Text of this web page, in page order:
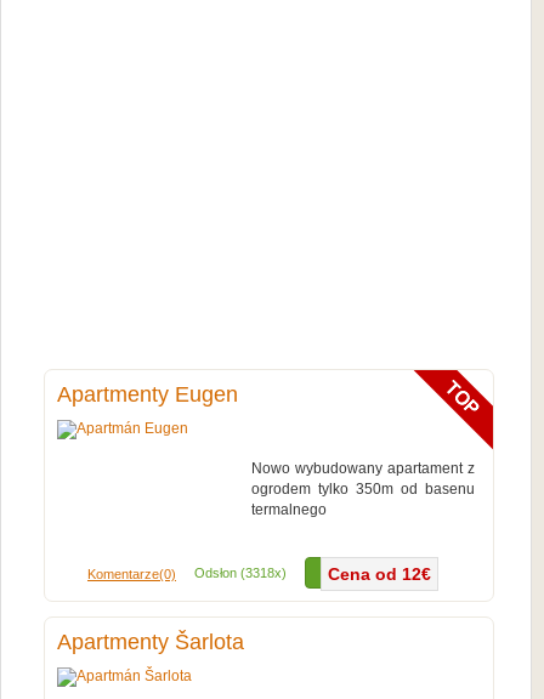
Apartmenty Eugen
Cena od 12€
Nowo wybudowany apartament z
ogrodem tylko 350m od basenu
termalnego
Komentarze(0) Odsłon (3318x) Więcej...
Apartmenty Šarlota